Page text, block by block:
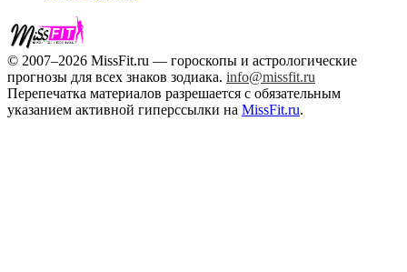
© 2007–2026 MissFit.ru — гороскопы и астрологические
прогнозы для всех знаков зодиака. info@missfit.ru
Перепечатка материалов разрешается с обязательным
указанием активной гиперссылки на MissFit.ru.